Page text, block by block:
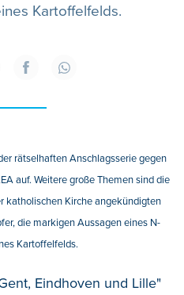
Kartoffelfelds.
rätselhaften Anschlagsserie gegen
auf. Weitere große Themen sind die
katholischen Kirche angekündigten
die markigen Aussagen eines N-
Kartoffelfelds.
Eindhoven und Lille"